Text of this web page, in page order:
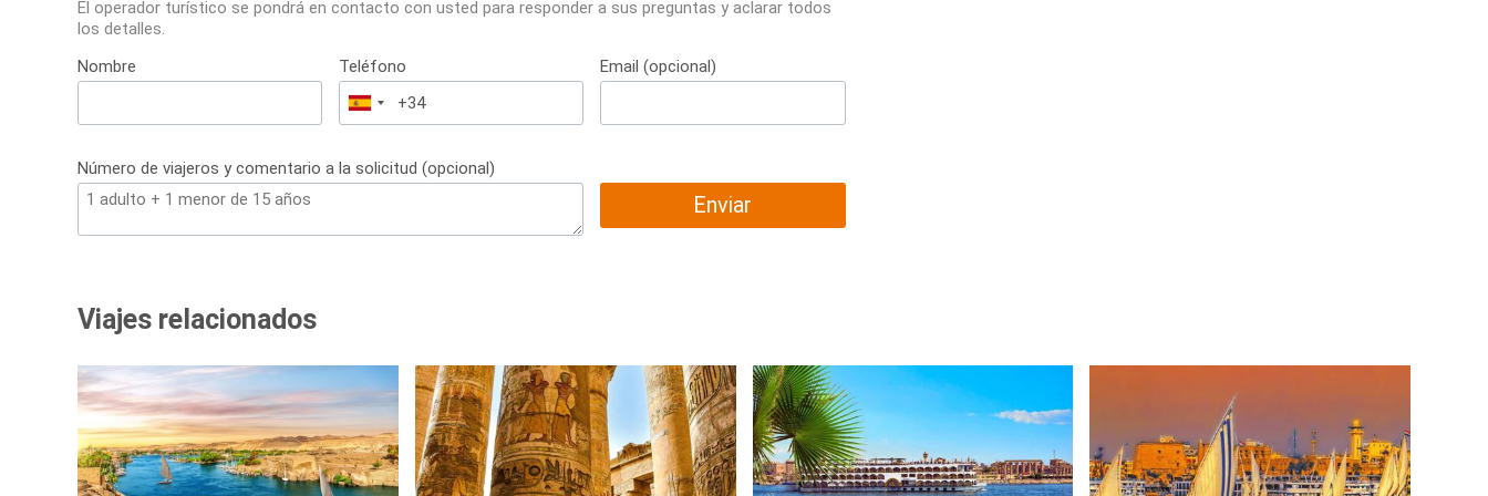
El operador turístico se pondrá en contacto con usted para responder a sus preguntas y aclarar todos
los detalles.
Nombre
Teléfono
España
+34
Email (opcional)
Número de viajeros y comentario a la solicitud (opcional)
Enviar
Viajes relacionados